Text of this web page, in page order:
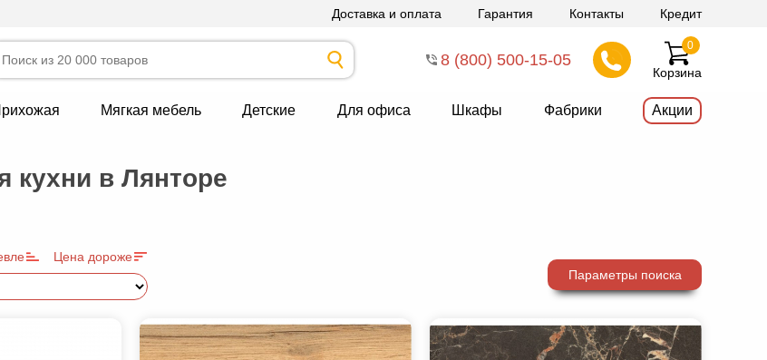
Доставка и оплата Гарантия Контакты Кредит
8 (800) 500-15-05
Корзина
0
Мягкая мебель Детские Для офиса Шкафы Фабрики Акции
кухни в Лянторе
Цена дороже
Параметры поиска